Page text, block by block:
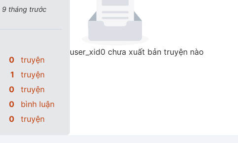
9 tháng trước
0
truyện
1
truyện
0
truyện
0
bình luận
0 truyện
user_xid0 chưa xuất bản truyện nào